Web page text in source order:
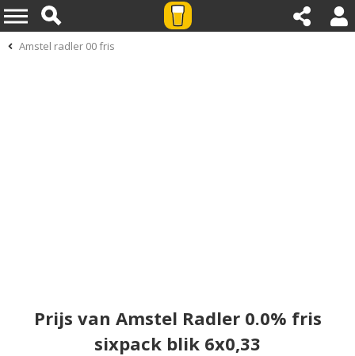
Amstel radler 00 fris
Prijs van Amstel Radler 0.0% fris
sixpack blik 6x0,33